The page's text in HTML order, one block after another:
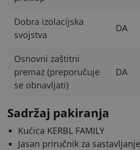
Dobra izolacijska
svojstva
DA
Osnovni zaštitni
premaz (preporučuje
se obnavljati)
DA
Sadržaj pakiranja
Kućica KERBL FAMILY
Jasan priručnik za sastavljanje